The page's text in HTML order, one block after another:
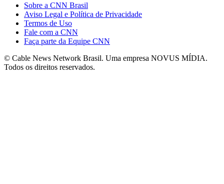
Sobre a CNN Brasil
Aviso Legal e Política de Privacidade
Termos de Uso
Fale com a CNN
Faça parte da Equipe CNN
© Cable News Network Brasil. Uma empresa NOVUS MÍDIA.
Todos os direitos reservados.